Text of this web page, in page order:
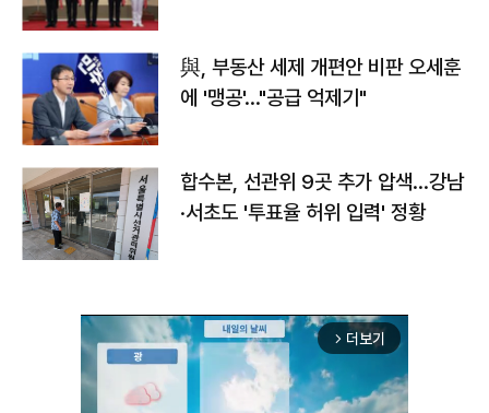
與, 부동산 세제 개편안 비판 오세훈
에 '맹공'…"공급 억제기"
합수본, 선관위 9곳 추가 압색…강남
·서초도 '투표율 허위 입력' 정황
arrow_forward_ios 더보기